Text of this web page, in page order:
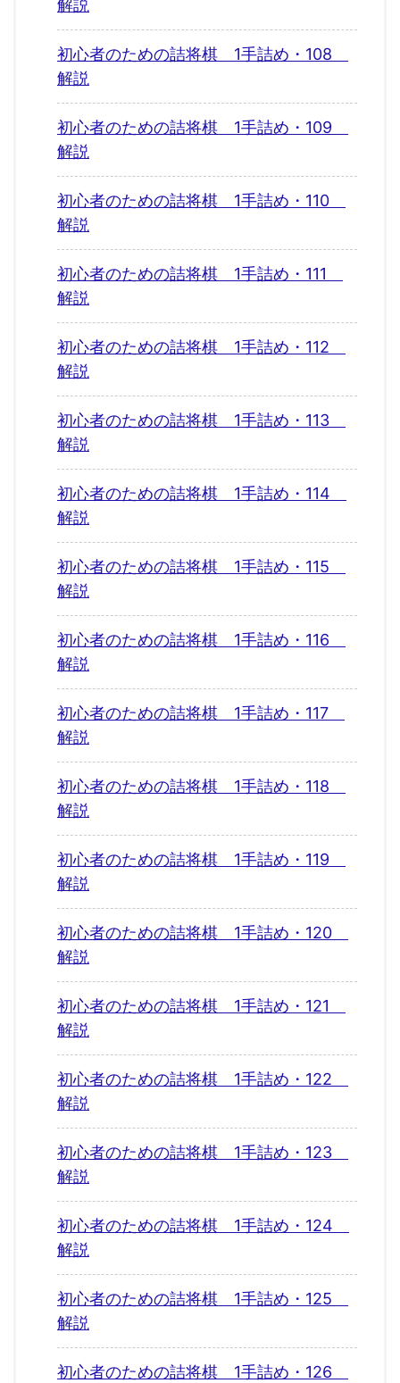
解説
初心者のための詰将棋 1手詰め・108
解説
初心者のための詰将棋 1手詰め・109
解説
初心者のための詰将棋 1手詰め・110
解説
初心者のための詰将棋 1手詰め・111
解説
初心者のための詰将棋 1手詰め・112
解説
初心者のための詰将棋 1手詰め・113
解説
初心者のための詰将棋 1手詰め・114
解説
初心者のための詰将棋 1手詰め・115
解説
初心者のための詰将棋 1手詰め・116
解説
初心者のための詰将棋 1手詰め・117
解説
初心者のための詰将棋 1手詰め・118
解説
初心者のための詰将棋 1手詰め・119
解説
初心者のための詰将棋 1手詰め・120
解説
初心者のための詰将棋 1手詰め・121
解説
初心者のための詰将棋 1手詰め・122
解説
初心者のための詰将棋 1手詰め・123
解説
初心者のための詰将棋 1手詰め・124
解説
初心者のための詰将棋 1手詰め・125
解説
初心者のための詰将棋 1手詰め・126